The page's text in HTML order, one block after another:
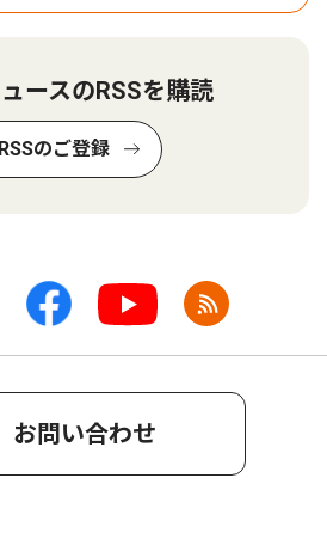
ースのRSSを購読
RSSのご登録
お問い合わせ